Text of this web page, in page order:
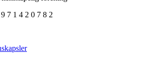
7 1 4 2 0 7 8 2